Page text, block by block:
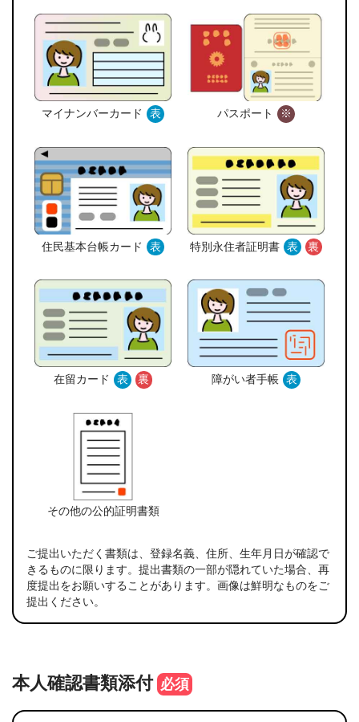
マイナンバーカード 表 パスポート ※
住民基本台帳カード 表 特別永住者証明書 表 裏
在留カード 表 裏 障がい者手帳 表
その他の公的証明書類
ご提出いただく書類は、登録名義、住所、生年月日が確認で
きるものに限ります。提出書類の一部が隠れていた場合、再
度提出をお願いすることがあります。画像は鮮明なものをご
提出ください。
本人確認書類添付 必須